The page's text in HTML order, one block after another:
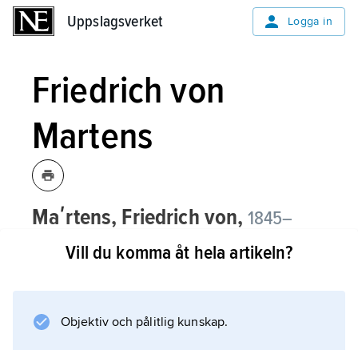
Uppslagsverket Logga in
Friedrich von
Martens
Maʹrtens, Friedrich von, 1845–
1909, rysk (tysk-baltisk) diplomat och
folkrättsexpert.
tsarrysk delegat vid internationella
Vill du komma åt hela artikeln?
Objektiv och pålitlig kunskap.